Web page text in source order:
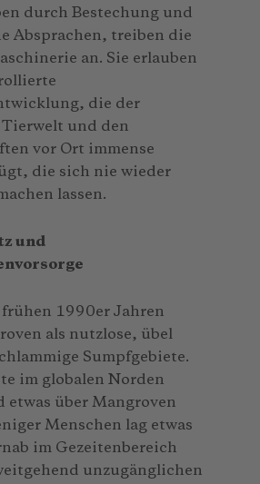
durch Bestechung und
Absprachen, treiben die
an. Sie erlauben
die der
und den
vor Ort immense
die sich nie wieder
lassen.
und
1990er Jahren
als nutzlose, übel
Sumpfgebiete.
im globalen Norden
etwas über Mangroven
Menschen lag etwas
im Gezeitenbereich
unzugänglichen